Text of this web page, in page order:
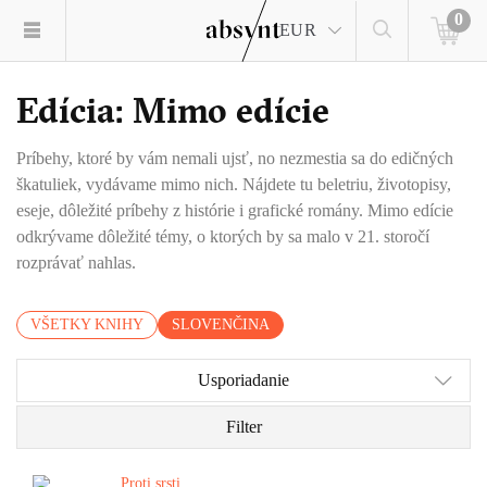
EUR
0
Edícia: Mimo edície
Príbehy, ktoré by vám nemali ujsť, no nezmestia sa do edičných
škatuliek, vydávame mimo nich. Nájdete tu beletriu, životopisy,
eseje, dôležité príbehy z histórie i grafické romány. Mimo edície
odkrývame dôležité témy, o ktorých by sa malo v 21. storočí
rozprávať nahlas.
VŠETKY KNIHY SLOVENČINA
Usporiadanie
Filter